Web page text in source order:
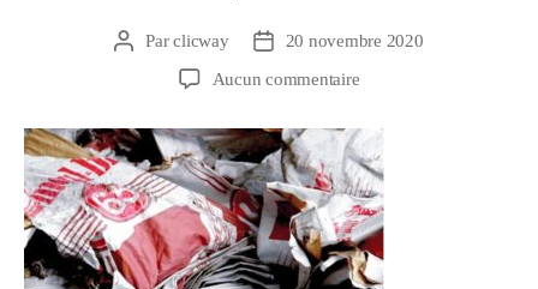
Auteur
Parclicway
Date20 novembre 2020
Aucun commentairesur
#435